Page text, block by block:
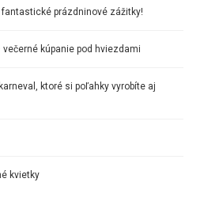
prázdninové zážitky!
kúpanie pod hviezdami
ktoré si poľahky vyrobíte aj
kvietky